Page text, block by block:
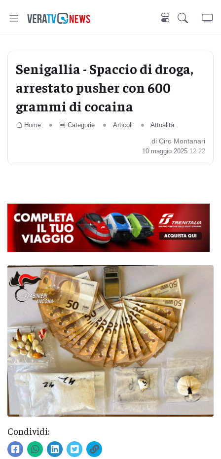
Senigallia - Spaccio di droga,
arrestato pusher con 600
grammi di cocaina
Home Categorie Articoli Attualità
di Ciro Montanari
10 maggio 2025 12:22
Condividi: